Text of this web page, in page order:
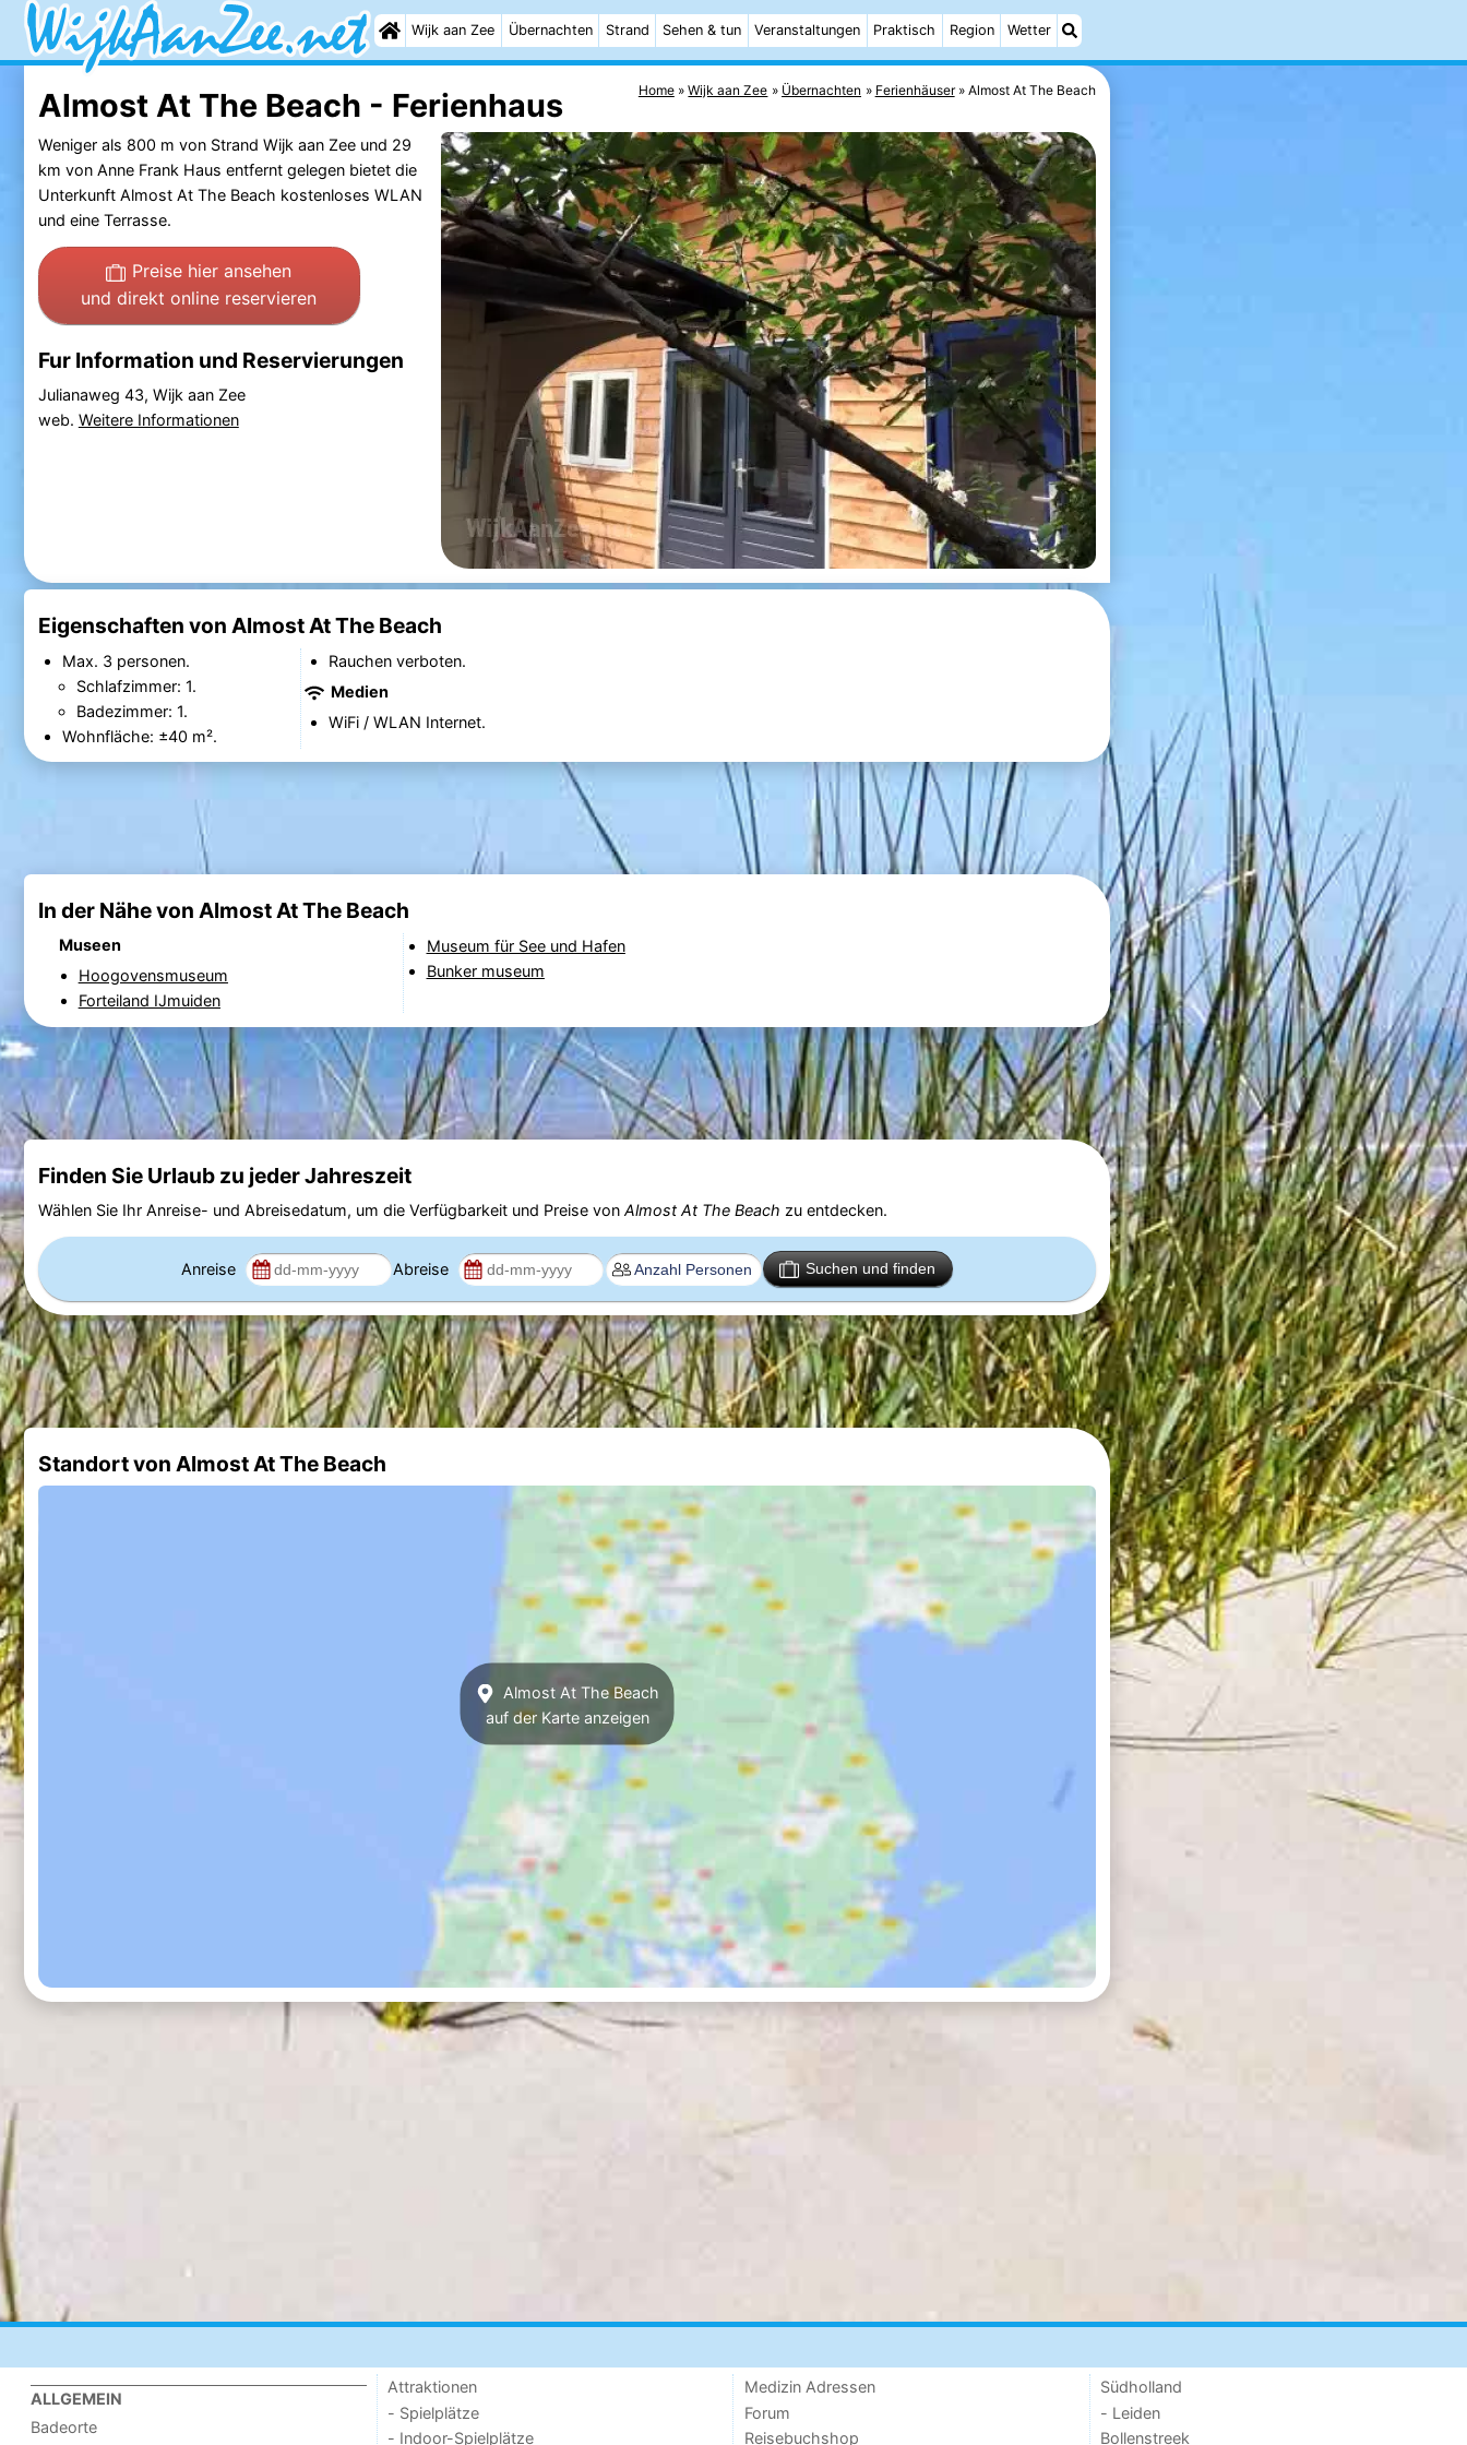
Wijk aan Zee Übernachten Strand Sehen & tun Veranstaltungen Praktisch Region Wetter
Home Wijk aan Zee Übernachten Ferienhäuser Almost At The Beach
Almost At The Beach - Ferienhaus
Weniger als 800 m von Strand Wijk aan Zee und 29
km von Anne Frank Haus entfernt gelegen bietet die
Unterkunft Almost At The Beach kostenloses WLAN
und eine Terrasse.
Preise hier ansehen
und direkt online reservieren
Fur Information und Reservierungen
Julianaweg 43, Wijk aan Zee
web. Weitere Informationen
Eigenschaften von Almost At The Beach
Max. 3 personen.
Schlafzimmer: 1.
Badezimmer: 1.
Wohnfläche: ±40 m².
Rauchen verboten.
Medien
WiFi / WLAN Internet.
In der Nähe von Almost At The Beach
Museen
Hoogovensmuseum
Forteiland IJmuiden
Museum für See und Hafen
Bunker museum
Finden Sie Urlaub zu jeder Jahreszeit
Wählen Sie Ihr Anreise- und Abreisedatum, um die Verfügbarkeit und Preise von Almost At The Beach zu entdecken.
Anreise Abreise Suchen und finden
Standort von Almost At The Beach
Almost At The Beach
auf der Karte anzeigen
ALLGEMEIN
Badeorte
Attraktionen
- Spielplätze
- Indoor-Spielplätze
Medizin Adressen
Forum
Reisebuchshop
Südholland
- Leiden
Bollenstreek